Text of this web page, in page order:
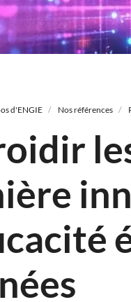
d'ENGIE Nos références